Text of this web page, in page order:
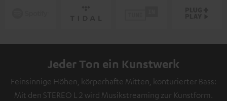
Jeder Ton ein Kunstwerk
Feinsinnige Höhen, körperhafte Mitten, konturierter Bass:
Mit den STEREO L 2 wird Musikstreaming zur Kunstform.